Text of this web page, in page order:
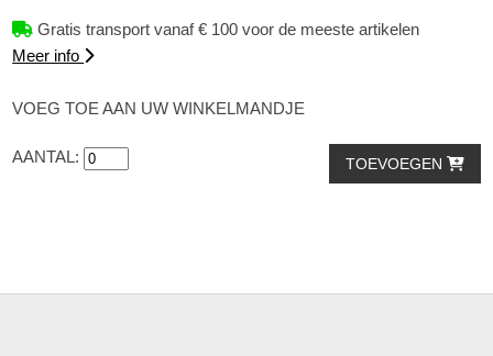
Gratis transport vanaf € 100 voor de meeste artikelen
Meer info
VOEG TOE AAN UW WINKELMANDJE
AANTAL: TOEVOEGEN